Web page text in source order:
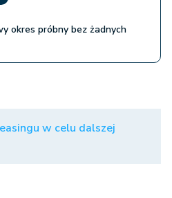
okres próbny bez żadnych
w celu dalszej